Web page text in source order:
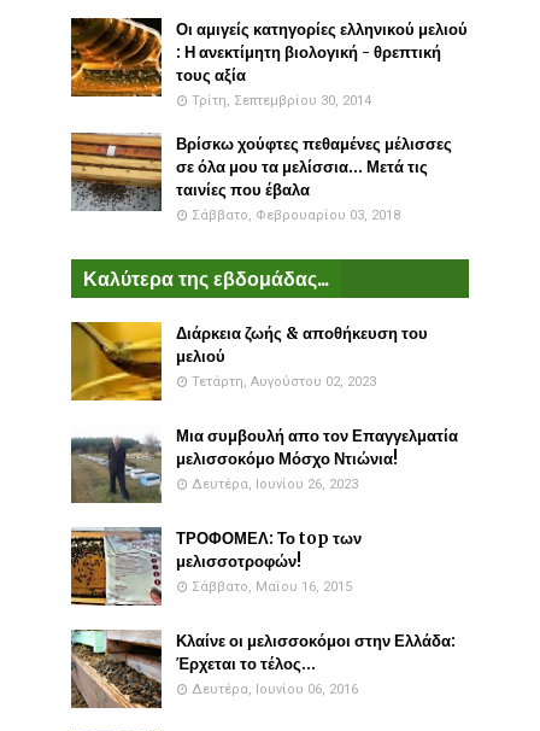
Οι αμιγείς κατηγορίες ελληνικού μελιού
: Η ανεκτίμητη βιολογική - θρεπτική
τους αξία
Τρίτη, Σεπτεμβρίου 30, 2014
Βρίσκω χούφτες πεθαμένες μέλισσες
σε όλα μου τα μελίσσια... Μετά τις
ταινίες που έβαλα
Σάββατο, Φεβρουαρίου 03, 2018
Καλύτερα της εβδομάδας...
Διάρκεια ζωής & αποθήκευση του
μελιού
Τετάρτη, Αυγούστου 02, 2023
Μια συμβουλή απο τον Επαγγελματία
μελισσοκόμο Μόσχο Ντιώνια!
Δευτέρα, Ιουνίου 26, 2023
ΤΡΟΦΟΜΕΛ: Το top των
μελισσοτροφών!
Σάββατο, Μαΐου 16, 2015
Κλαίνε οι μελισσοκόμοι στην Ελλάδα:
Έρχεται το τέλος...
Δευτέρα, Ιουνίου 06, 2016